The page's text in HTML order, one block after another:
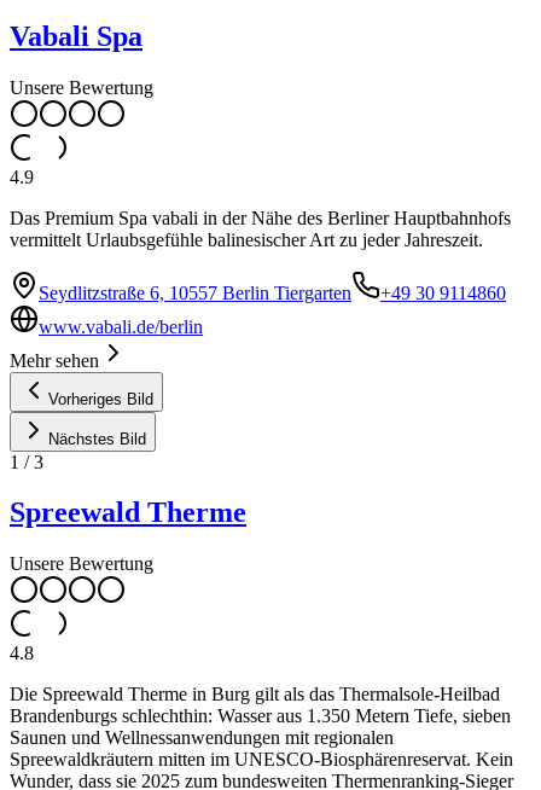
Vabali Spa
Unsere Bewertung
4.9
Das Premium Spa vabali in der Nähe des Berliner Hauptbahnhofs
vermittelt Urlaubsgefühle balinesischer Art zu jeder Jahreszeit.
Seydlitzstraße 6, 10557 Berlin Tiergarten
+49 30 9114860
www.vabali.de/berlin
Mehr sehen
Vorheriges Bild
Nächstes Bild
1 /3
Spreewald Therme
Unsere Bewertung
4.8
Die Spreewald Therme in Burg gilt als das Thermalsole-Heilbad
Brandenburgs schlechthin: Wasser aus 1.350 Metern Tiefe, sieben
Saunen und Wellnessanwendungen mit regionalen
Spreewaldkräutern mitten im UNESCO-Biosphärenreservat. Kein
Wunder, dass sie 2025 zum bundesweiten Thermenranking-Sieger